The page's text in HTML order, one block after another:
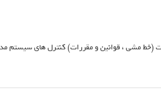
(خط مشی ، قوانين و مقررات) کنترل های سيستم